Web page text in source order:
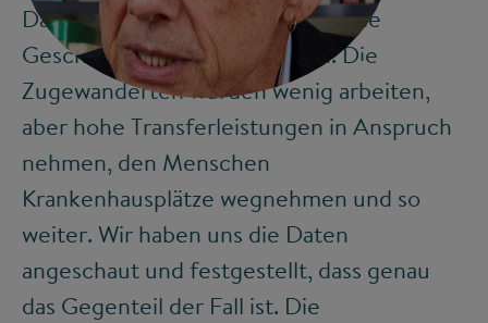
©
Das haben wir getan, weil horrende
Geschichten im Umlauf waren. Die
Zugewanderten würden wenig arbeiten,
aber hohe Transferleistungen in Anspruch
nehmen, den Menschen
Krankenhausplätze wegnehmen und so
weiter. Wir haben uns die Daten
angeschaut und festgestellt, dass genau
das Gegenteil der Fall ist. Die